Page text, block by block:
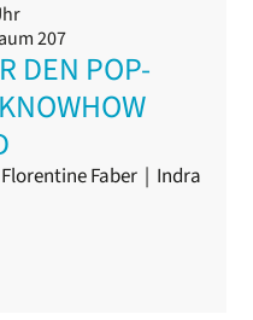
207
DEN POP-
Florentine Faber | Indra